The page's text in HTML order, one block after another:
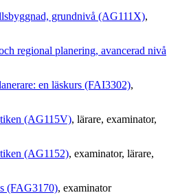
grundnivå (AG111X),
regional planering, avancerad nivå
en läskurs (FAI3302),
(AG115V), lärare, examinator,
(AG1152), examinator, lärare,
(FAG3170), examinator